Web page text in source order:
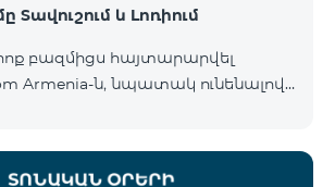
Տավուշում և Լոռիում
բազմիցս հայտարարվել
Armenia-ն, նպատակ ունենալով